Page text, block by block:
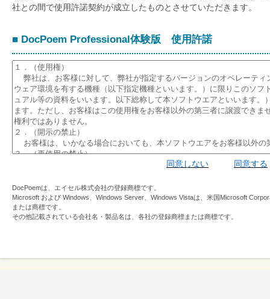
社との間で使用許諾契約が成立したものとさせていただきます。
■ DocPoem Professional体験版 使用許諾
同意しない 同意する
DocPoemは、エイセル株式会社の登録商標です。
Microsoft および Windows、Windows Server、Windows Vistaは、米国Microsoft
または商標です。
その他記載されている会社名・製品名は、各社の登録商標または商標です。